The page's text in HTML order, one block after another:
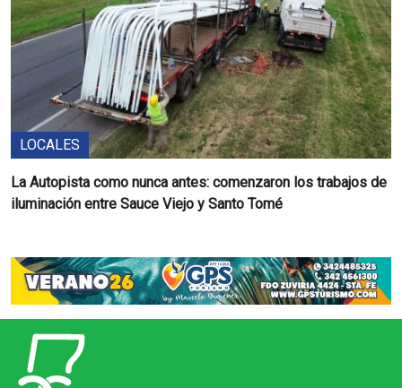
LOCALES
La Autopista como nunca antes: comenzaron los trabajos de
iluminación entre Sauce Viejo y Santo Tomé